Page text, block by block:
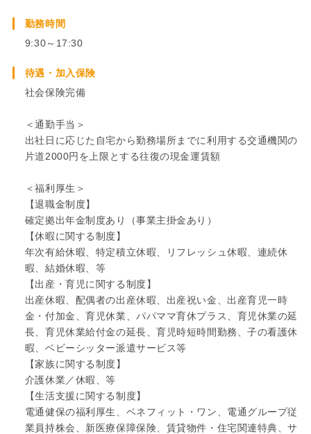
勤務時間
9:30～17:30
待遇・加入保険
社会保険完備
＜通勤手当＞
出社日に応じた自宅から勤務場所までに利用する交通機関の
片道2000円を上限とする往復の現金運賃額
＜福利厚生＞
【退職金制度】
確定拠出年金制度あり（事業主掛金あり）
【休暇に関する制度】
年次有給休暇、特定積立休暇、リフレッシュ休暇、連続休
暇、結婚休暇、等
【出産・育児に関する制度】
出産休暇、配偶者の出産休暇、出産祝い金、出産育児一時
金・付加金、育児休業、パパママ育休プラス、育児休業の延
長、育児休業給付金の延長、育児時短時間勤務、子の看護休
暇、ベビーシッター派遣サービス等
【家族に関する制度】
介護休業／休暇、等
【生活支援に関する制度】
電通健保の福利厚生、ベネフィット・ワン、電通グループ従
業員持株会、新医療保障保険、賃貸物件・住宅関連特典、サ